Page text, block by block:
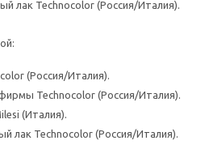
лак Technocolor (Россия/Италия).
(Россия/Италия).
Technocolor (Россия/Италия).
(Италия).
лак Technocolor (Россия/Италия).